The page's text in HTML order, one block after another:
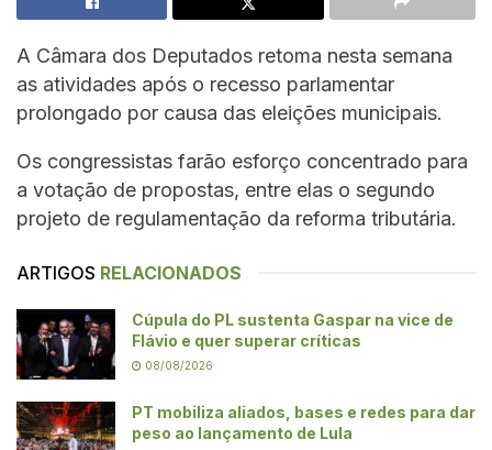
A Câmara dos Deputados retoma nesta semana
as atividades após o recesso parlamentar
prolongado por causa das eleições municipais.
Os congressistas farão esforço concentrado para
a votação de propostas, entre elas o segundo
projeto de regulamentação da reforma tributária.
ARTIGOS RELACIONADOS
Cúpula do PL sustenta Gaspar na vice de
Flávio e quer superar críticas
08/08/2026
PT mobiliza aliados, bases e redes para dar
peso ao lançamento de Lula